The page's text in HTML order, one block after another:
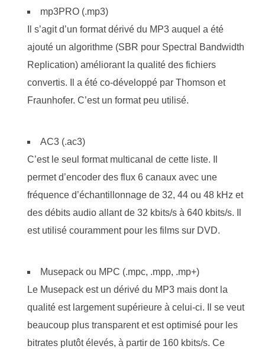
mp3PRO (.mp3)
Il s’agit d’un format dérivé du MP3 auquel a été
ajouté un algorithme (SBR pour Spectral Bandwidth
Replication) améliorant la qualité des fichiers
convertis. Il a été co-développé par Thomson et
Fraunhofer. C’est un format peu utilisé.
AC3 (.ac3)
C’est le seul format multicanal de cette liste. Il
permet d’encoder des flux 6 canaux avec une
fréquence d’échantillonnage de 32, 44 ou 48 kHz et
des débits audio allant de 32 kbits/s à 640 kbits/s. Il
est utilisé couramment pour les films sur DVD.
Musepack ou MPC (.mpc, .mpp, .mp+)
Le Musepack est un dérivé du MP3 mais dont la
qualité est largement supérieure à celui-ci. Il se veut
beaucoup plus transparent et est optimisé pour les
bitrates plutôt élevés, à partir de 160 kbits/s. Ce